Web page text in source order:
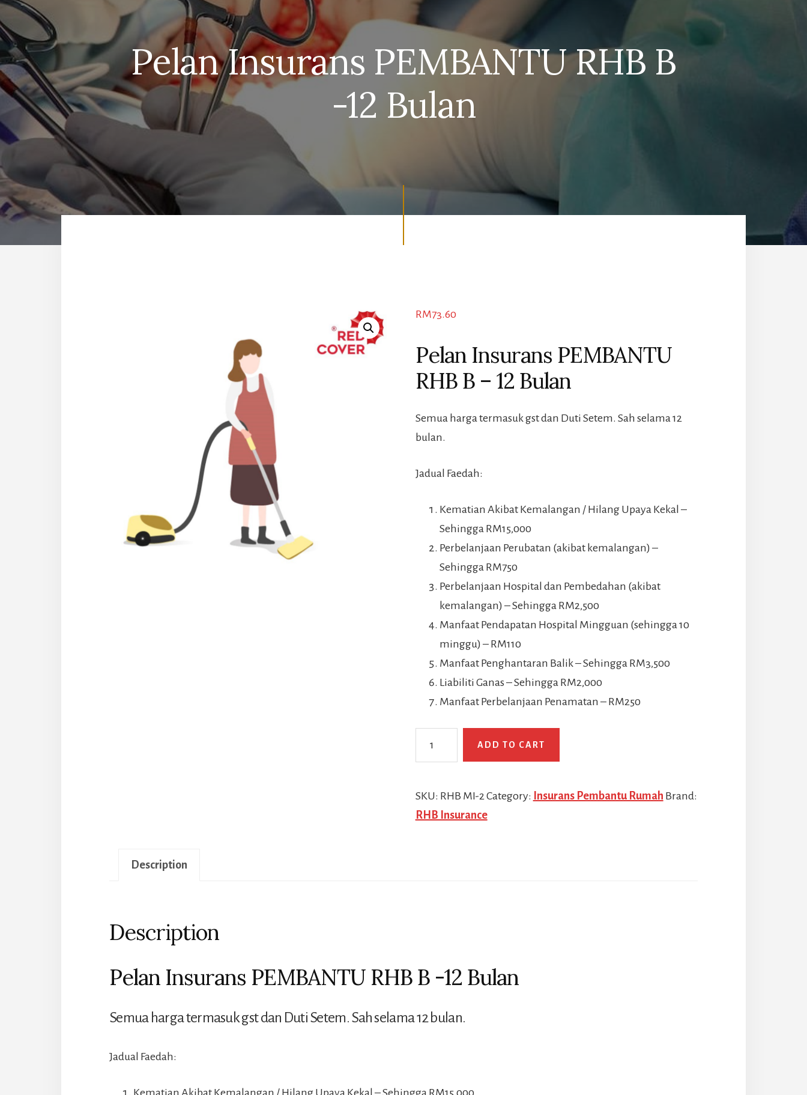
Pelan Insurans PEMBANTU RHB B
-12 Bulan
RM73.60
Pelan Insurans PEMBANTU
RHB B – 12 Bulan
Semua harga termasuk gst dan Duti Setem. Sah selama 12
bulan.
Jadual Faedah:
Kematian Akibat Kemalangan / Hilang Upaya Kekal –
Sehingga RM15,000
Perbelanjaan Perubatan (akibat kemalangan) –
Sehingga RM750
Perbelanjaan Hospital dan Pembedahan (akibat
kemalangan) – Sehingga RM2,500
Manfaat Pendapatan Hospital Mingguan (sehingga 10
minggu) – RM110
Manfaat Penghantaran Balik – Sehingga RM3,500
Liabiliti Ganas – Sehingga RM2,000
Manfaat Perbelanjaan Penamatan – RM250
RHB
B
ADD TO CART
SKU: RHB MI-2 Category: Insurans Pembantu Rumah Brand:
RHB Insurance
Description
Description
Pelan Insurans PEMBANTU RHB B -12 Bulan
Semua harga termasuk gst dan Duti Setem. Sah selama 12 bulan.
Jadual Faedah: